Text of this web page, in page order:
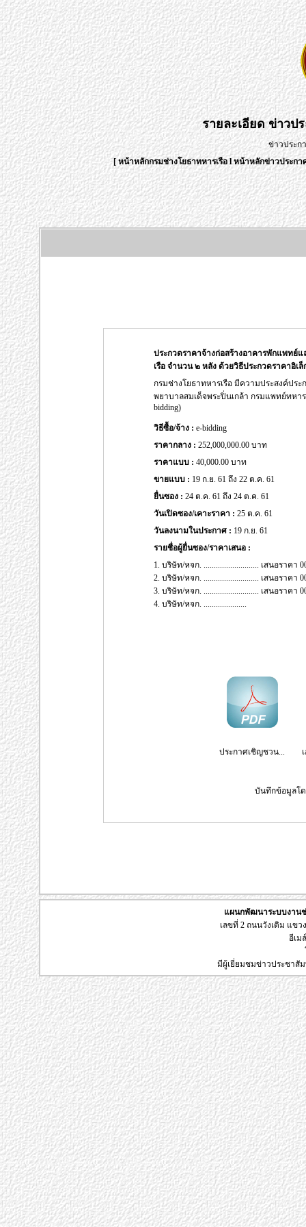
รายละเอียดข่าวป
ข่าวประก
[หน้าหลักกรมช่างโยธาทหารเรือlหน้าหลักข่าวประกา
ประกวดราคาจ้างก่อสร้างอาคารพักแพทย์
เรือ จำนวน ๒ หลัง ด้วยวิธีประกวดราคาอิเ
กรมช่างโยธาทหารเรือ มีความประสงค์ปร
พยาบาลสมเด็จพระปิ่นเกล้า กรมแพทย์ทหา
bidding)
วิธีซื้อ/จ้าง : e-bidding
ราคากลาง : 252,000,000.00 บาท
ราคาแบบ : 40,000.00 บาท
ขายแบบ : 19 ก.ย. 61 ถึง 22 ต.ค. 61
ยื่นซอง : 24 ต.ค. 61 ถึง 24 ต.ค. 61
วันเปิดซอง/เคาะราคา : 25 ต.ค. 61
วันลงนามในประกาศ : 19 ก.ย. 61
รายชื่อผู้ยื่นซอง/ราคาเสนอ :
1. บริษัท/หจก. ........................... เสนอราคา
2. บริษัท/หจก. ........................... เสนอราคา
3. บริษัท/หจก. ........................... เสนอราคา
4. บริษัท/หจก. .....................
ประกาศเชิญชวน...
บันทึกข้อมูลโด
แผนกพัฒนาระบบงานช่
เลขที่ 2 ถนนวังเดิม แขว
อีเม
มีผู้เยี่ยมชมข่าวประชา